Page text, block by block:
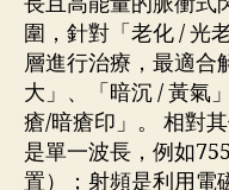
圍，針對「老化 / 光
層進行治療，最適合
大」、「暗沉 / 黃氣
瘡/暗瘡印」。 相對
是單一波長，例如
置）；射頻是利用電